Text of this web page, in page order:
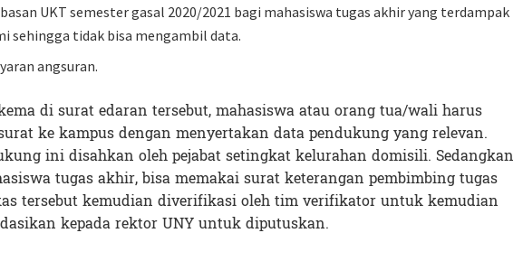
UKT semester gasal 2020/2021 bagi mahasiswa tugas akhir yang terdampak
sehingga tidak bisa mengambil data.
angsuran.
di surat edaran tersebut, mahasiswa atau orang tua/wali harus
ke kampus dengan menyertakan data pendukung yang relevan.
ini disahkan oleh pejabat setingkat kelurahan domisili. Sedangkan
tugas akhir, bisa memakai surat keterangan pembimbing tugas
tersebut kemudian diverifikasi oleh tim verifikator untuk kemudian
kepada rektor UNY untuk diputuskan.